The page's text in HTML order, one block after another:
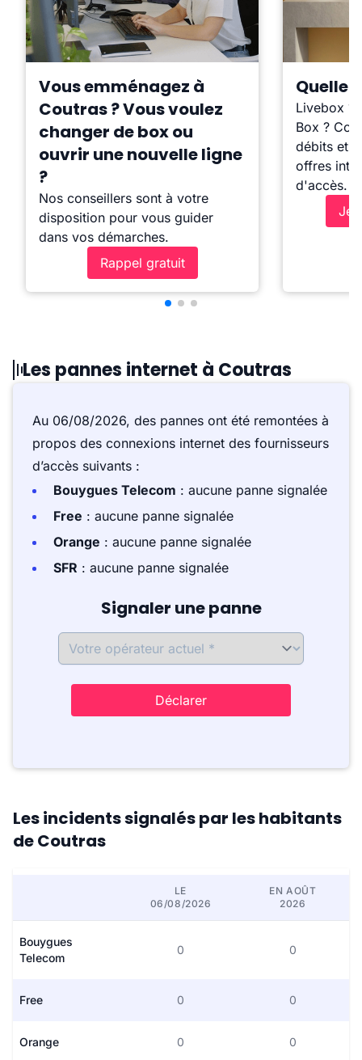
Vous emménagez à
Coutras ? Vous voulez
changer de box ou
ouvrir une nouvelle ligne
?
Nos conseillers sont à votre
disposition pour vous guider
dans vos démarches.
Rappel gratuit
Quelle
Livebox ?
Box ?
débits et
offres
d'accès.
Je
Les pannes internet à Coutras
Au 06/08/2026, des pannes ont été remontées à
propos des connexions internet des fournisseurs
d’accès suivants :
Bouygues Telecom : aucune panne signalée
Free : aucune panne signalée
Orange : aucune panne signalée
SFR : aucune panne signalée
Signaler une panne
Déclarer
Les incidents signalés par les habitants
de Coutras
LE
06/08/2026
EN AOÛT
2026
Bouygues
Telecom
0 0
Free 0 0
Orange 0 0